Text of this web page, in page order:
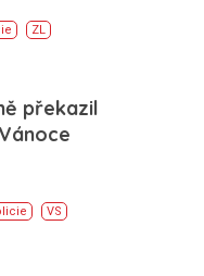
ZL
překazil
VS